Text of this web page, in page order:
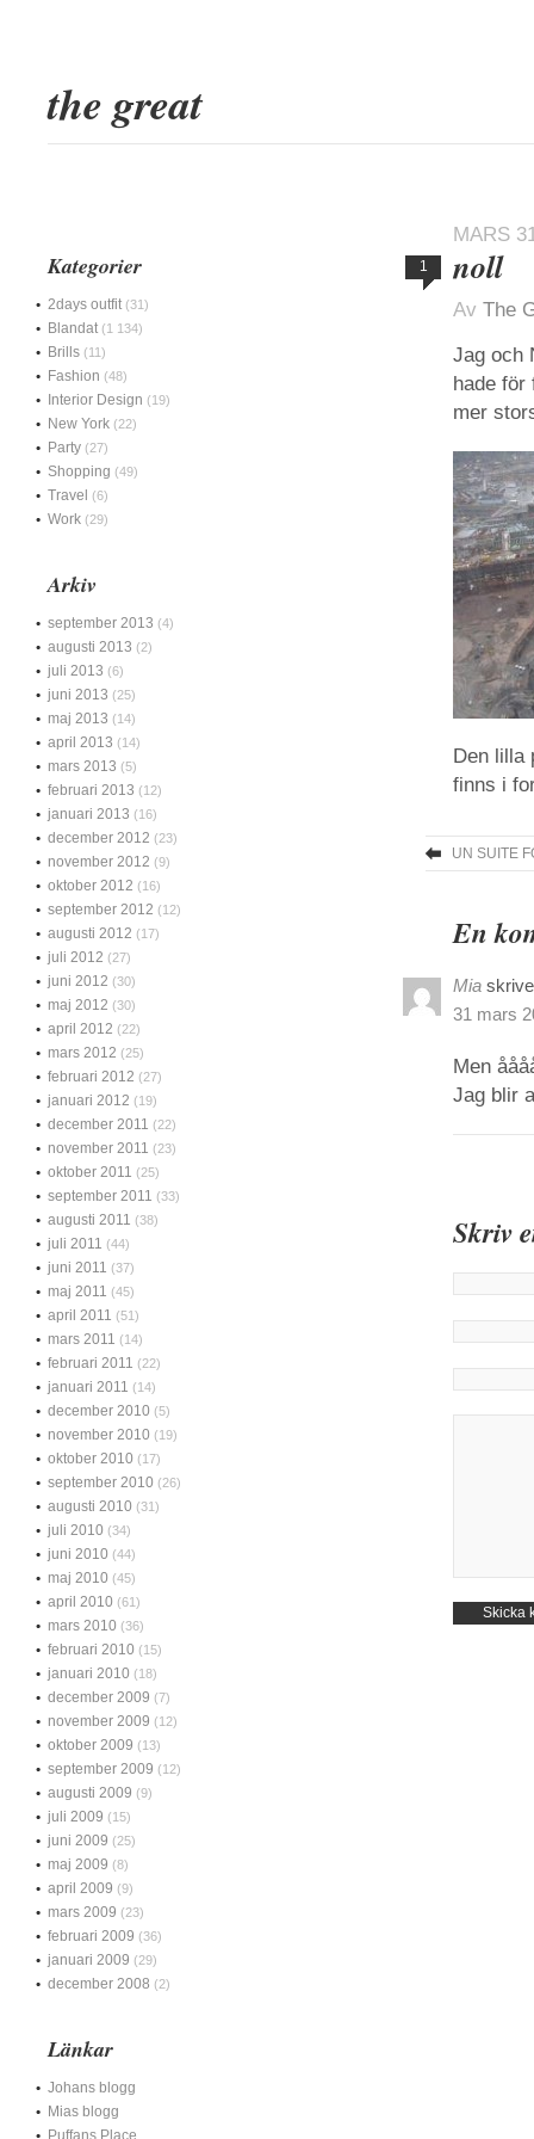
the great
MARS
1 noll
Av The
Jag och
hade för
mer
Den lilla
finns i
UN SUITE
En
Mia
31 mars
Men
Jag blir
Skriv
Kategorier
2days outfit (31)
Blandat (1 134)
Brills (11)
Fashion (48)
Interior Design (19)
New York (22)
Party (27)
Shopping (49)
Travel (6)
Work (29)
Arkiv
september 2013 (4)
augusti 2013 (2)
juli 2013 (6)
juni 2013 (25)
maj 2013 (14)
april 2013 (14)
mars 2013 (5)
februari 2013 (12)
januari 2013 (16)
december 2012 (23)
november 2012 (9)
oktober 2012 (16)
september 2012 (12)
augusti 2012 (17)
juli 2012 (27)
juni 2012 (30)
maj 2012 (30)
april 2012 (22)
mars 2012 (25)
februari 2012 (27)
januari 2012 (19)
december 2011 (22)
november 2011 (23)
oktober 2011 (25)
september 2011 (33)
augusti 2011 (38)
juli 2011 (44)
juni 2011 (37)
maj 2011 (45)
april 2011 (51)
mars 2011 (14)
februari 2011 (22)
januari 2011 (14)
december 2010 (5)
november 2010 (19)
oktober 2010 (17)
september 2010 (26)
augusti 2010 (31)
juli 2010 (34)
juni 2010 (44)
maj 2010 (45)
april 2010 (61)
mars 2010 (36)
februari 2010 (15)
januari 2010 (18)
december 2009 (7)
november 2009 (12)
oktober 2009 (13)
september 2009 (12)
augusti 2009 (9)
juli 2009 (15)
juni 2009 (25)
maj 2009 (8)
april 2009 (9)
mars 2009 (23)
februari 2009 (36)
januari 2009 (29)
december 2008 (2)
Länkar
Johans blogg
Mias blogg
Puffans Place